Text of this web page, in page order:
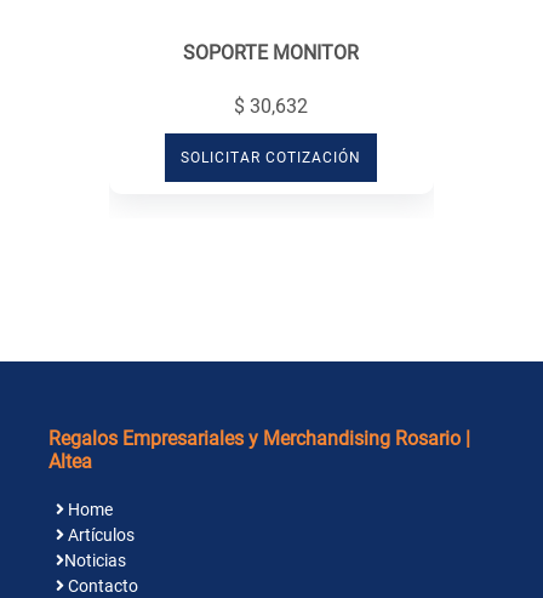
SOPORTE MONITOR
$ 30,632
SOLICITAR COTIZACIÓN
Regalos Empresariales y Merchandising Rosario |
Altea
Home
Artículos
Noticias
Contacto